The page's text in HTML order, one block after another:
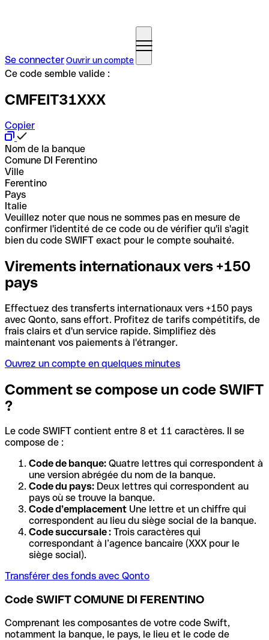
Se connecterOuvrir un compte
Ce code semble valide :
CMFEIT31XXX
Copier
Nom de la banque
Comune DI Ferentino
Ville
Ferentino
Pays
Italie
Veuillez noter que nous ne sommes pas en mesure de
confirmer l'identité de ce code ou de vérifier qu'il s'agit
bien du code SWIFT exact pour le compte souhaité.
Virements internationaux vers +150
pays
Effectuez des transferts internationaux vers +150 pays
avec Qonto, sans effort. Profitez de tarifs compétitifs, de
frais clairs et d'un service rapide. Simplifiez dès
maintenant vos paiements à l'étranger.
Ouvrez un compte en quelques minutes
Comment se compose un code SWIFT
?
Le code SWIFT contient entre 8 et 11 caractères. Il se
compose de :
Code de banque: Quatre lettres qui correspondent à
une version abrégée du nom de la banque.
Code du pays: Deux lettres qui correspondent au
pays où se trouve la banque.
Code d’emplacement Une lettre et un chiffre qui
correspondent au lieu du siège social de la banque.
Code succursale : Trois caractères qui
correspondant à l’agence bancaire (XXX pour le
siège social).
Transférer des fonds avec Qonto
Code SWIFT COMUNE DI FERENTINO
Comprenant les composantes de votre code Swift,
notamment la banque, le pays, le lieu et le code de